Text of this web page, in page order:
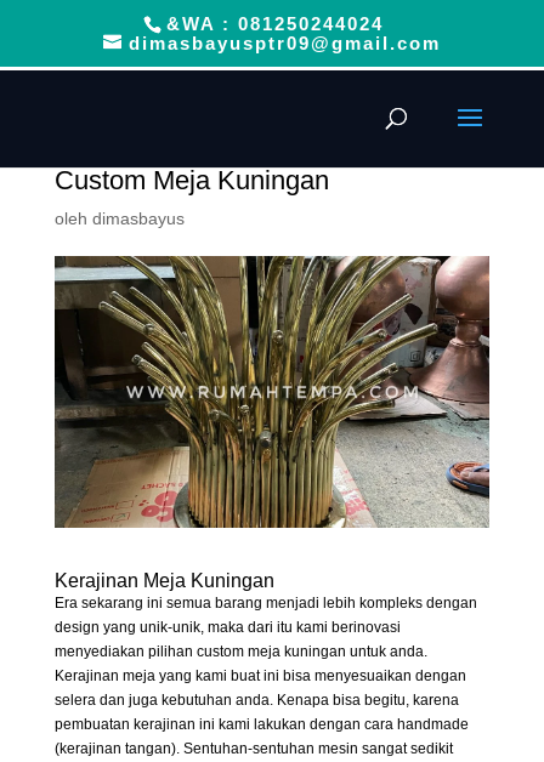
&WA : 081250244024
dimasbayusptr09@gmail.com
Custom Meja Kuningan
oleh dimasbayus
Kerajinan Meja Kuningan
Era sekarang ini semua barang menjadi lebih kompleks dengan
design yang unik-unik, maka dari itu kami berinovasi
menyediakan pilihan custom meja kuningan untuk anda.
Kerajinan meja yang kami buat ini bisa menyesuaikan dengan
selera dan juga kebutuhan anda. Kenapa bisa begitu, karena
pembuatan kerajinan ini kami lakukan dengan cara handmade
(kerajinan tangan). Sentuhan-sentuhan mesin sangat sedikit